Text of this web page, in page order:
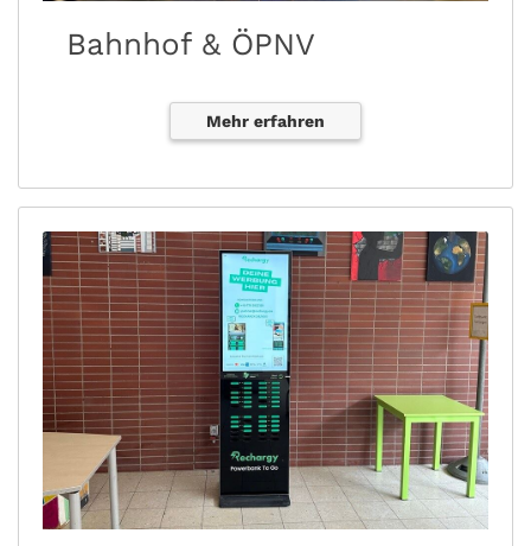
Bahnhof & ÖPNV
Mehr erfahren